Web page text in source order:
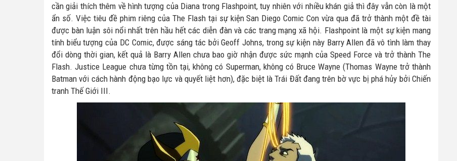
cần giải thích thêm về hình tượng của Diana trong Flashpoint, tuy nhiên với nhiều khán giả thì đây vẫn còn là một
ẩn số. Việc tiêu đề phim riêng của The Flash tại sự kiện San Diego Comic Con vừa qua đã trở thành một đề tài
được bàn luận sôi nổi nhất trên hầu hết các diễn đàn và các trang mạng xã hội. Flashpoint là một sự kiện mang
tính biểu tượng của DC Comic, được sáng tác bởi Geoff Johns, trong sự kiện này Barry Allen đã vô tình làm thay
đổi dòng thời gian, kết quả là Barry Allen chưa bao giờ nhận được sức mạnh của Speed Force và trở thành The
Flash. Justice League chưa từng tồn tại, không có Superman, không có Bruce Wayne (Thomas Wayne trở thành
Batman với cách hành động bạo lực và quyết liệt hơn), đặc biệt là Trái Đất đang trên bờ vực bị phá hủy bởi Chiến
tranh Thế Giới III.